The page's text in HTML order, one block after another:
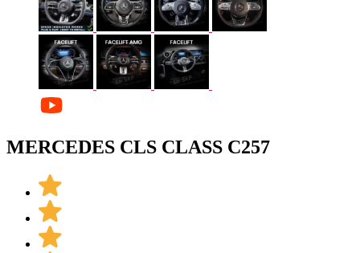
MERCEDES CLS CLASS C257